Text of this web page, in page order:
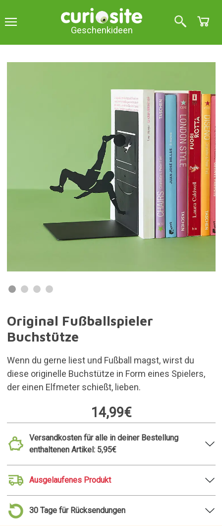
Geschenkideen
Original Fußballspieler
Buchstütze
Wenn du gerne liest und Fußball magst, wirst du
diese originelle Buchstütze in Form eines Spielers,
der einen Elfmeter schießt, lieben.
14,99€
Versandkosten für alle in deiner Bestellung
enthaltenen Artikel: 5,95€
Ausgelaufenes Produkt
30 Tage für Rücksendungen